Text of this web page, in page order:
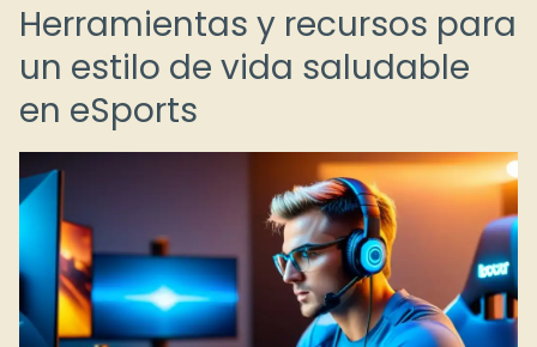
Herramientas y recursos para
un estilo de vida saludable
en eSports